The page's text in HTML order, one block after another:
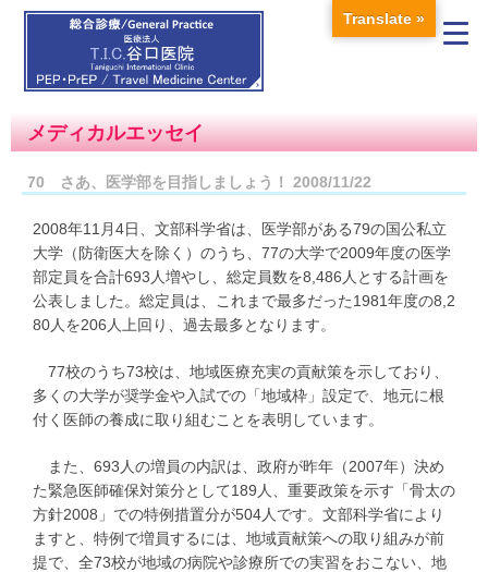
メディカルエッセイ
70 さあ、医学部を目指しましょう！ 2008/11/22
2008年11月4日、文部科学省は、医学部がある79の国公私立
大学（防衛医大を除く）のうち、77の大学で2009年度の医学
部定員を合計693人増やし、総定員数を8,486人とする計画を
公表しました。総定員は、これまで最多だった1981年度の8,2
80人を206人上回り、過去最多となります。
77校のうち73校は、地域医療充実の貢献策を示しており、
多くの大学が奨学金や入試での「地域枠」設定で、地元に根
付く医師の養成に取り組むことを表明しています。
また、693人の増員の内訳は、政府が昨年（2007年）決め
た緊急医師確保対策分として189人、重要政策を示す「骨太の
方針2008」での特例措置分が504人です。文部科学省により
ますと、特例で増員するには、地域貢献策への取り組みが前
提で、全73校が地域の病院や診療所での実習をおこない、地
Translate »